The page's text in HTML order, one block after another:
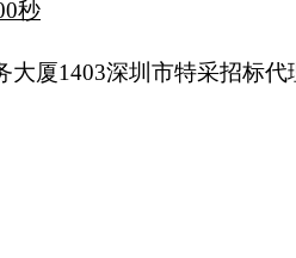
秒
大厦1403深圳市特采招标